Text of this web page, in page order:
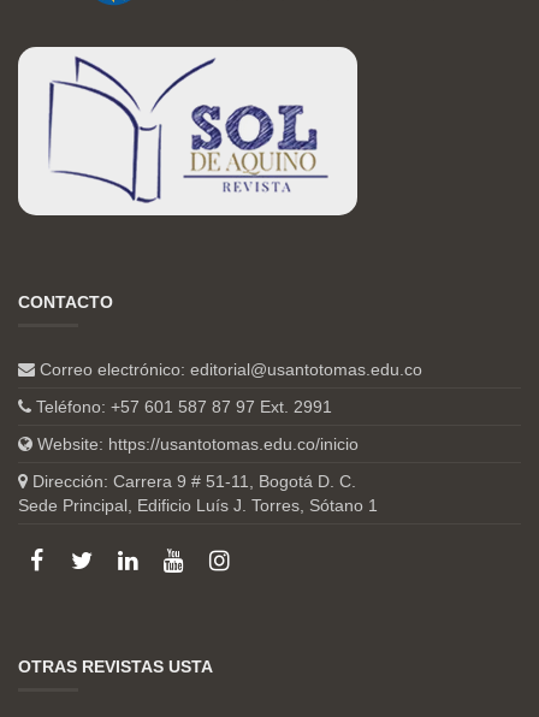
CONTACTO
Correo electrónico: editorial@usantotomas.edu.co
Teléfono: +57 601 587 87 97 Ext. 2991
Website: https://usantotomas.edu.co/inicio
Dirección: Carrera 9 # 51-11, Bogotá D. C.
Sede Principal, Edificio Luís J. Torres, Sótano 1
OTRAS REVISTAS USTA